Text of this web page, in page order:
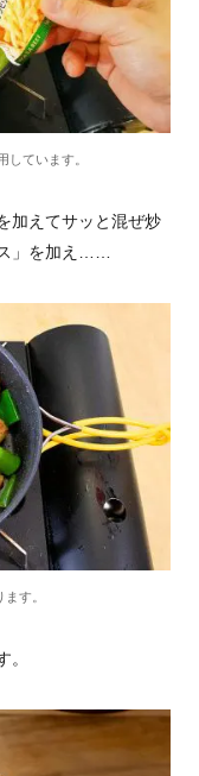
しています。
加えてサッと混ぜ炒
」を加え……
す。